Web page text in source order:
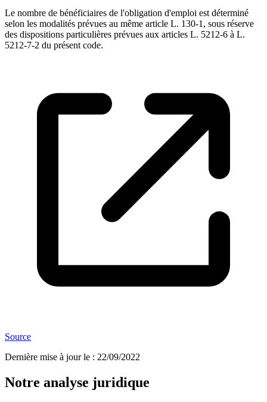
Le nombre de bénéficiaires de l'obligation d'emploi est déterminé
selon les modalités prévues au même article L. 130-1, sous réserve
des dispositions particulières prévues aux articles L. 5212-6 à L.
5212-7-2 du présent code.
Source
Dernière mise à jour le : 22/09/2022
Notre analyse juridique